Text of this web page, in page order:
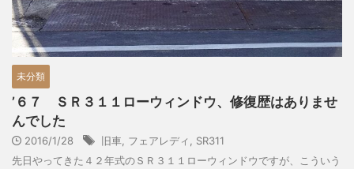
未分類
’６７ ＳＲ３１１ローウィンドウ、修復歴はありませ
んでした
2016/1/28 旧車 フェアレディ
SR311
先日やってきた４２年式のＳＲ３１１ローウィンドウですが、こういう